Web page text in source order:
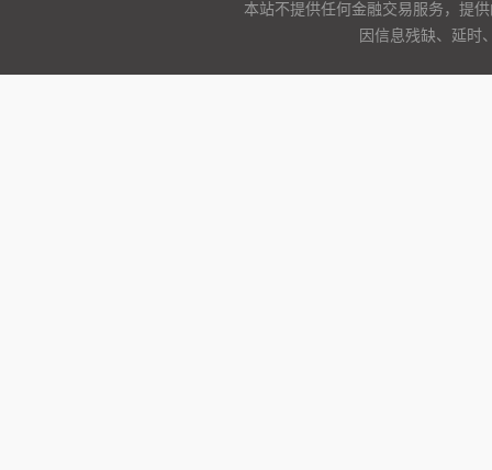
本站不提供任何金融交易服务，提
因信息残缺、延时